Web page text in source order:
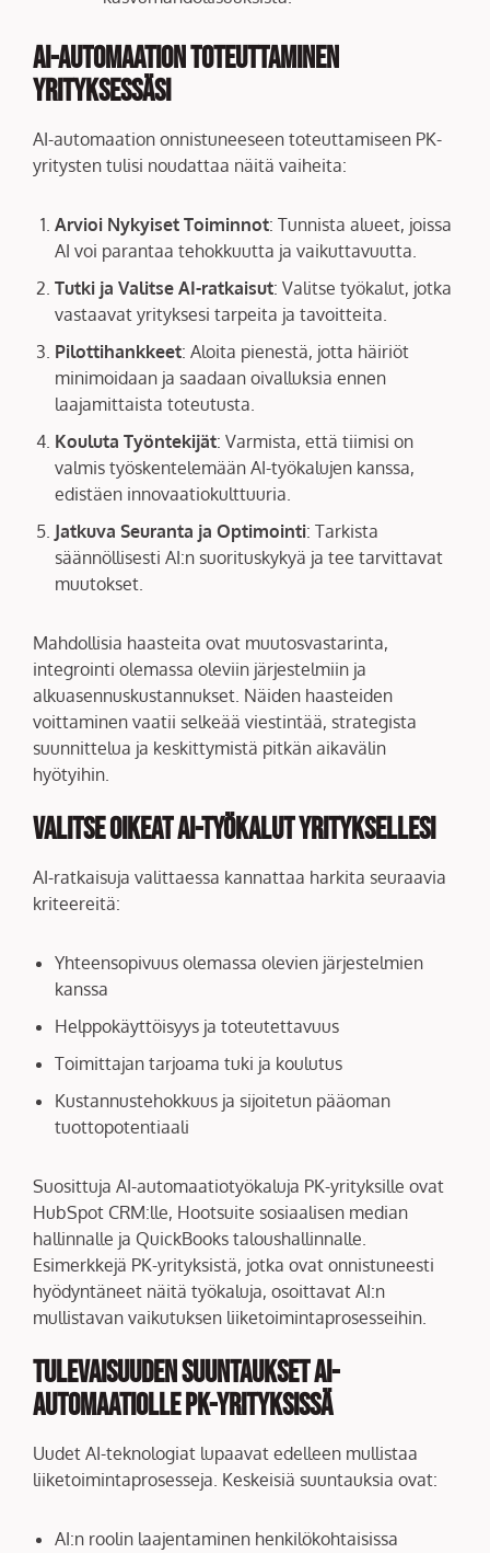
AI-automaation Toteuttaminen
Yrityksessäsi
AI-automaation onnistuneeseen toteuttamiseen PK-
yritysten tulisi noudattaa näitä vaiheita:
Arvioi Nykyiset Toiminnot: Tunnista alueet, joissa
AI voi parantaa tehokkuutta ja vaikuttavuutta.
Tutki ja Valitse AI-ratkaisut: Valitse työkalut, jotka
vastaavat yrityksesi tarpeita ja tavoitteita.
Pilottihankkeet: Aloita pienestä, jotta häiriöt
minimoidaan ja saadaan oivalluksia ennen
laajamittaista toteutusta.
Kouluta Työntekijät: Varmista, että tiimisi on
valmis työskentelemään AI-työkalujen kanssa,
edistäen innovaatiokulttuuria.
Jatkuva Seuranta ja Optimointi: Tarkista
säännöllisesti AI:n suorituskykyä ja tee tarvittavat
muutokset.
Mahdollisia haasteita ovat muutosvastarinta,
integrointi olemassa oleviin järjestelmiin ja
alkuasennuskustannukset. Näiden haasteiden
voittaminen vaatii selkeää viestintää, strategista
suunnittelua ja keskittymistä pitkän aikavälin
hyötyihin.
Valitse Oikeat AI-työkalut Yrityksellesi
AI-ratkaisuja valittaessa kannattaa harkita seuraavia
kriteereitä:
Yhteensopivuus olemassa olevien järjestelmien
kanssa
Helppokäyttöisyys ja toteutettavuus
Toimittajan tarjoama tuki ja koulutus
Kustannustehokkuus ja sijoitetun pääoman
tuottopotentiaali
Suosittuja AI-automaatiotyökaluja PK-yrityksille ovat
HubSpot CRM:lle, Hootsuite sosiaalisen median
hallinnalle ja QuickBooks taloushallinnalle.
Esimerkkejä PK-yrityksistä, jotka ovat onnistuneesti
hyödyntäneet näitä työkaluja, osoittavat AI:n
mullistavan vaikutuksen liiketoimintaprosesseihin.
Tulevaisuuden Suuntaukset AI-
automaatiolle PK-yrityksissä
Uudet AI-teknologiat lupaavat edelleen mullistaa
liiketoimintaprosesseja. Keskeisiä suuntauksia ovat:
AI:n roolin laajentaminen henkilökohtaisissa